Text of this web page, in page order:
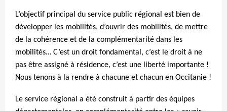
L’objectif principal du service public régional est bien de
développer les mobilités, d’ouvrir des mobilités, de mettre
de la cohérence et de la complémentarité dans les
mobilités… C’est un droit fondamental, c’est le droit à ne
pas être assigné à résidence, c’est une liberté importante !
Nous tenons à la rendre à chacune et chacun en Occitanie !
Le service régional a été construit à partir des équipes